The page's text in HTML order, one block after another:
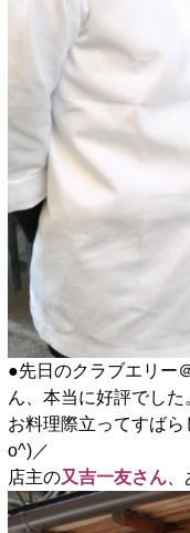
●先日のクラブエリー
ん、本当に好評でした
お料理際立ってすば
o^)／
店主の又吉一友さん、